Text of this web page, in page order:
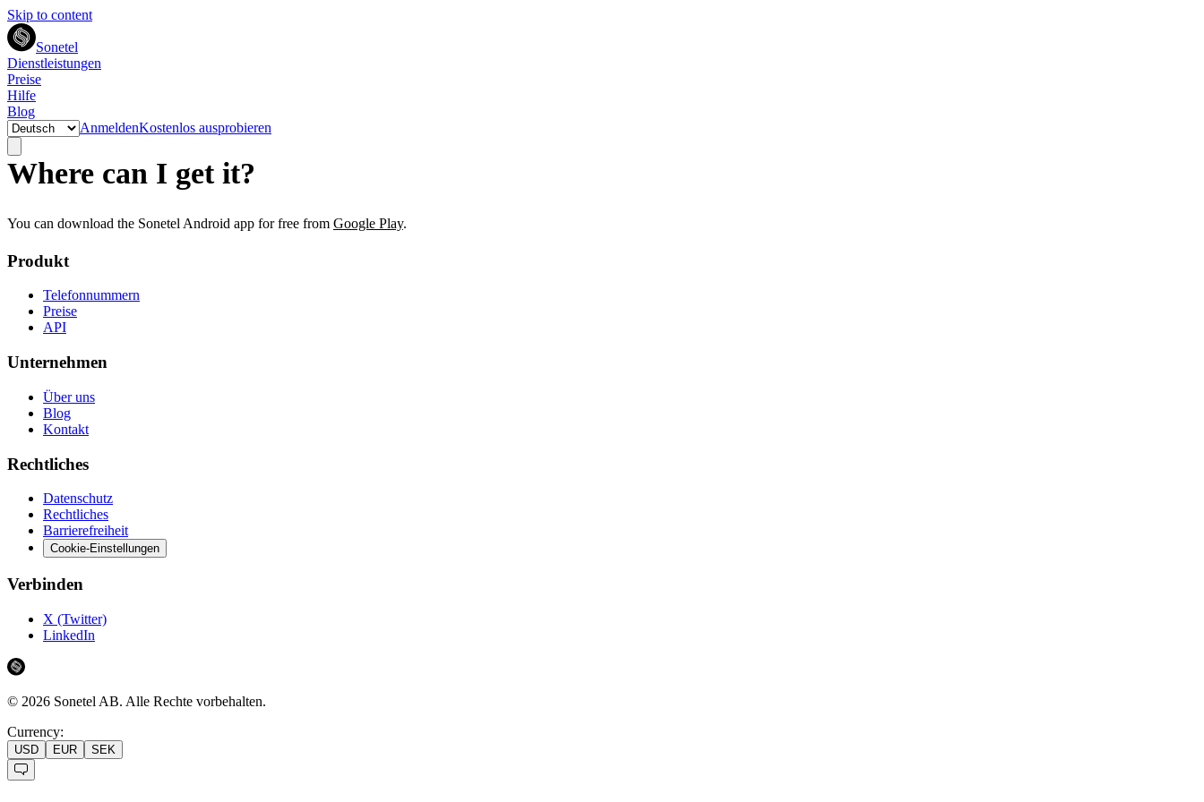
Skip to content
Sonetel
Dienstleistungen
Preise
Hilfe
Blog
AnmeldenKostenlos ausprobieren
Where can I get it?
You can download the Sonetel Android app for free from Google Play.
Produkt
Telefonnummern
Preise
API
Unternehmen
Über uns
Blog
Kontakt
Rechtliches
Datenschutz
Rechtliches
Barrierefreiheit
Cookie-Einstellungen
Verbinden
X (Twitter)
LinkedIn
© 2026 Sonetel AB. Alle Rechte vorbehalten.
Currency:
USD EUR SEK